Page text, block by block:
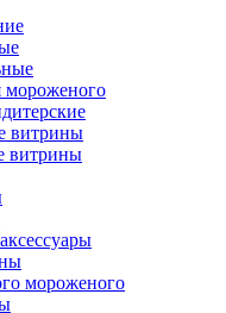
витрины
витрины
мороженого